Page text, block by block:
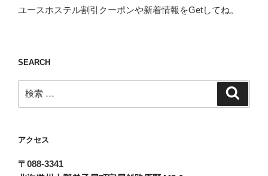
ユースホステル割引クーポンや新着情報をGetしてね。
SEARCH
索:
アクセス
〒088-3341